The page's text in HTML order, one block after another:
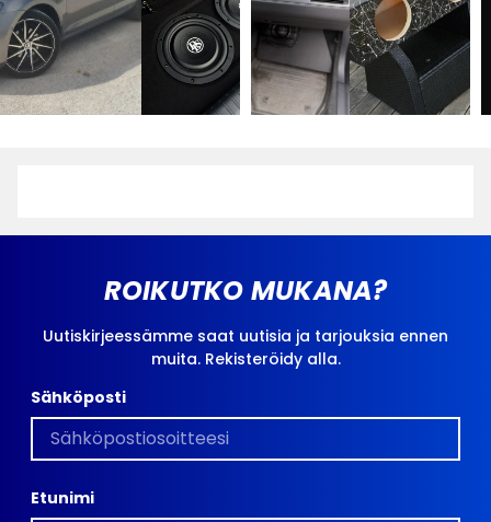
ROIKUTKO MUKANA?
Uutiskirjeessämme saat uutisia ja tarjouksia ennen
muita. Rekisteröidy alla.
Sähköposti
Etunimi